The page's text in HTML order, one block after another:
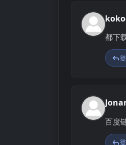
K
都下
J
百度